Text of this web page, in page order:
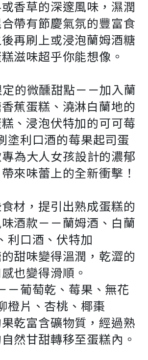
香草的深邃風味，濕潤
帶有節慶氣氛的豐富食
再刷上或浸泡蘭姆酒糖
滋味超乎你能想像。
的微醺甜點－－加入蘭
蕉蛋糕、澆淋白蘭地的
、浸泡伏特加的可可莓
塗利口酒的莓果起司蛋
為大人女孩設計的濃郁
來味蕾上的全新衝擊！
材，提引出熟成蛋糕的
酒款－－蘭姆酒、白蘭
利口酒、伏特加
甜味變得溫潤，乾澀的
也變得滑順。
－葡萄乾、莓果、無花
橙片、杏桃、椰棗
乾富含礦物質，經過熟
然甘甜轉移至蛋糕內。